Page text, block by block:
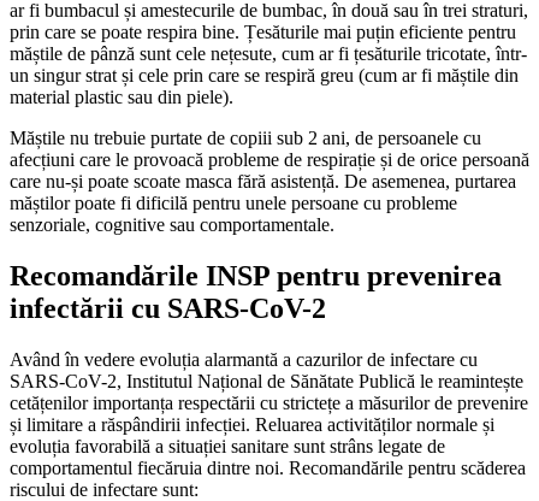
ar fi bumbacul și amestecurile de bumbac, în două sau în trei straturi,
prin care se poate respira bine. Țesăturile mai puțin eficiente pentru
măștile de pânză sunt cele nețesute, cum ar fi țesăturile tricotate, într-
un singur strat și cele prin care se respiră greu (cum ar fi măștile din
material plastic sau din piele).
Măștile nu trebuie purtate de copiii sub 2 ani, de persoanele cu
afecțiuni care le provoacă probleme de respirație și de orice persoană
care nu-și poate scoate masca fără asistență. De asemenea, purtarea
măștilor poate fi dificilă pentru unele persoane cu probleme
senzoriale, cognitive sau comportamentale.
Recomandările INSP pentru prevenirea
infectării cu SARS-CoV-2
Având în vedere evoluția alarmantă a cazurilor de infectare cu
SARS-CoV-2, Institutul Național de Sănătate Publică le reamintește
cetățenilor importanța respectării cu strictețe a măsurilor de prevenire
și limitare a răspândirii infecției. Reluarea activităților normale și
evoluția favorabilă a situației sanitare sunt strâns legate de
comportamentul fiecăruia dintre noi. Recomandările pentru scăderea
riscului de infectare sunt: